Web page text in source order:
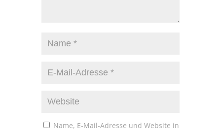
Name, E-Mail-Adresse und Website in